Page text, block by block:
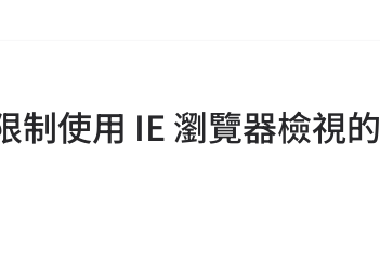
使用 IE 瀏覽器檢視的